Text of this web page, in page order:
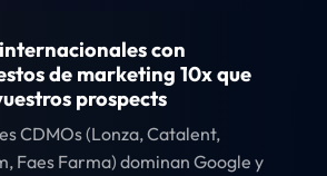
con
de marketing 10x que
prospects
CDMOs (Lonza, Catalent,
Faes Farma) dominan Google y